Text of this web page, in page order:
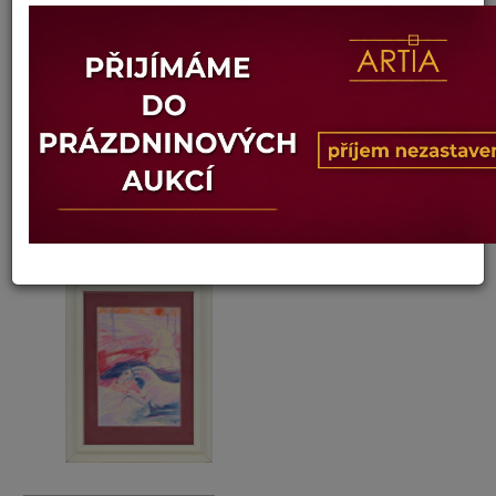
Dalibor Říhánek
179. PODZIM
Dosažená cena:Dostupné po přihlášení
Vyvolávací cena: 1 200 Kč
Konec dražby:12.07.2022 21:34 SELČ